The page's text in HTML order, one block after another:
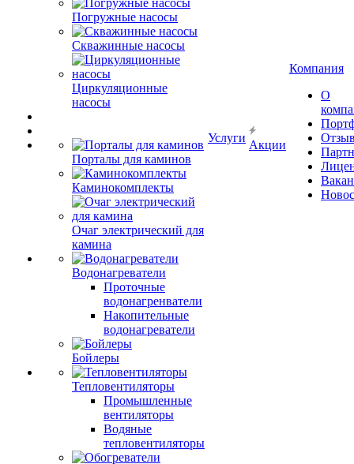
Погружные насосы
Скважинные насосы
Циркуляционные
насосы
Порталы для каминов
Каминокомплекты
Очаг электрический для
камина
Водонагреватели
Проточные
водонагренватели
Накопительные
водонагреватели
Бойлеры
Тепловентиляторы
Промышленные
вентиляторы
Водяные
тепловентиляторы
Услуги
Акции
Компания
О